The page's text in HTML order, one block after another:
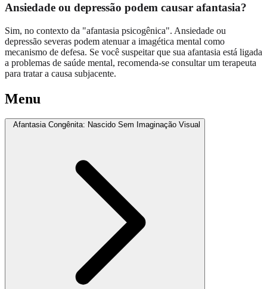
Ansiedade ou depressão podem causar afantasia?
Sim, no contexto da "afantasia psicogênica". Ansiedade ou
depressão severas podem atenuar a imagética mental como
mecanismo de defesa. Se você suspeitar que sua afantasia está ligada
a problemas de saúde mental, recomenda-se consultar um terapeuta
para tratar a causa subjacente.
Menu
Afantasia Congênita: Nascido Sem Imaginação Visual